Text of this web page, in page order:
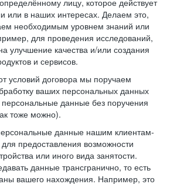
лицу, которое действует
или в наших интересах. Делаем это,
необходимым уровнем знаний или
для проведения исследований,
улучшение качества и/или создания
и сервисов.
условий договора мы поручаем
ваших персональных данных
данные без поручения
тоже можно).
данные нашим клиентам-
предоставления возможности
или иного вида занятости.
данные трансгранично, то есть
вашего нахождения. Например, это